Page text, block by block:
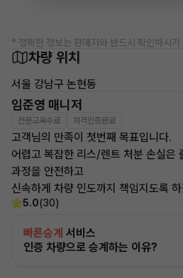
* 정확한 정보는 판매자와 반드시 확인하시기
차량 위치
서울 강남구 논현동
임준영 매니저
전문교육수료 자격인증완료
고객님의 만족이 첫번째 목표입니다.
어렵고 복잡한 리스/렌트 처분 손실은
과정을 안전하고
신속하게 차량 인도까지 책임지도록
5.0(30)
빠른승계 서비스
인증 차량으로 승계하는 이유?